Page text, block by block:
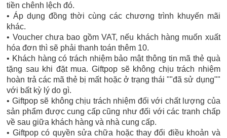
tiền chênh lệch đó.
• Áp dụng đồng thời cùng các chương trình khuyến mãi
khác.
• Voucher chưa bao gồm VAT, nếu khách hàng muốn xuất
hóa đơn thì sẽ phải thanh toán thêm 10.
• Khách hàng có trách nhiệm bảo mật thông tin mã thẻ quà
tặng sau khi đặt mua. Giftpop sẽ không chịu trách nhiệm
hoàn trả các mã thẻ bị mất hoặc ở trạng thái ""đã sử dụng""
với bất kỳ lý do gì.
• Giftpop sẽ không chịu trách nhiệm đối với chất lượng của
sản phẩm được cung cấp cũng như đối với các tranh chấp
về sau giữa khách hàng và nhà cung cấp.
• Giftpop có quyền sửa chữa hoặc thay đổi điều khoản và